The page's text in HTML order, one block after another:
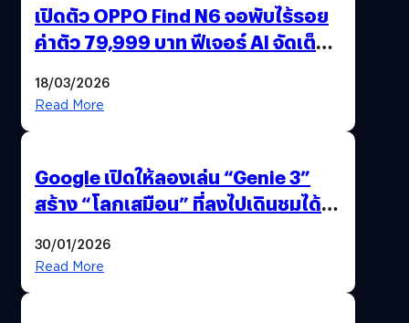
เปิดตัว OPPO Find N6 จอพับไร้รอย
ค่าตัว 79,999 บาท ฟีเจอร์ AI จัดเต็ม
18/03/2026
Read More
Google เปิดให้ลองเล่น “Genie 3”
สร้าง “โลกเสมือน” ที่ลงไปเดินชมได้
30/01/2026
Read More